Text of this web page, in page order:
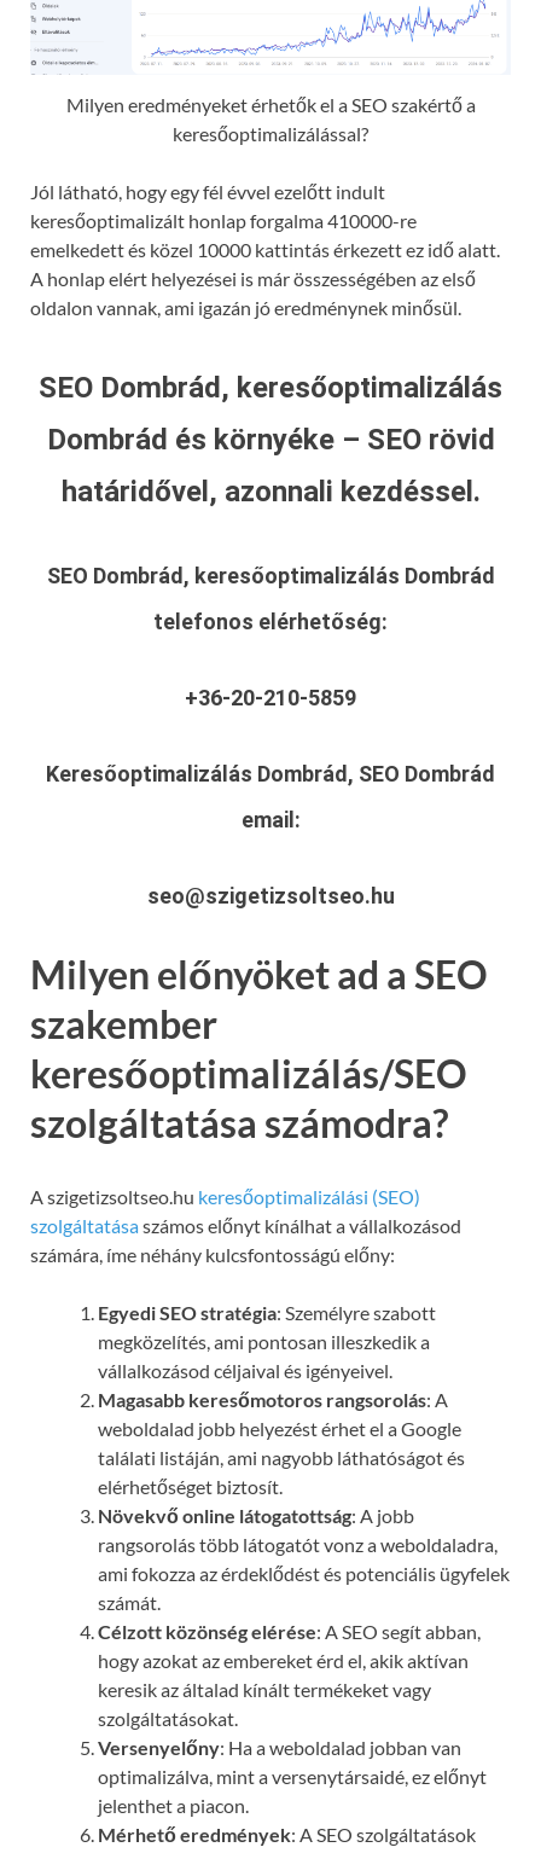
Milyen eredményeket érhetők el a SEO szakértő a
keresőoptimalizálással?
Jól látható, hogy egy fél évvel ezelőtt indult
keresőoptimalizált honlap forgalma 410000-re
emelkedett és közel 10000 kattintás érkezett ez idő alatt.
A honlap elért helyezései is már összességében az első
oldalon vannak, ami igazán jó eredménynek minősül.
SEO Dombrád, keresőoptimalizálás
Dombrád és környéke – SEO rövid
határidővel, azonnali kezdéssel.
SEO Dombrád, keresőoptimalizálás Dombrád
telefonos elérhetőség:
+36-20-210-5859
Keresőoptimalizálás Dombrád, SEO Dombrád
email:
seo@szigetizsoltseo.hu
Milyen előnyöket ad a SEO
szakember
keresőoptimalizálás/SEO
szolgáltatása számodra?
A szigetizsoltseo.hu keresőoptimalizálási (SEO)
szolgáltatásaszámos előnyt kínálhat a vállalkozásod
számára, íme néhány kulcsfontosságú előny:
Egyedi SEO stratégia: Személyre szabott
megközelítés, ami pontosan illeszkedik a
vállalkozásod céljaival és igényeivel.
Magasabb keresőmotoros rangsorolás: A
weboldalad jobb helyezést érhet el a Google
találati listáján, ami nagyobb láthatóságot és
elérhetőséget biztosít.
Növekvő online látogatottság: A jobb
rangsorolás több látogatót vonz a weboldaladra,
ami fokozza az érdeklődést és potenciális ügyfelek
számát.
Célzott közönség elérése: A SEO segít abban,
hogy azokat az embereket érd el, akik aktívan
keresik az általad kínált termékeket vagy
szolgáltatásokat.
Versenyelőny: Ha a weboldalad jobban van
optimalizálva, mint a versenytársaidé, ez előnyt
jelenthet a piacon.
Mérhető eredmények: A SEO szolgáltatások